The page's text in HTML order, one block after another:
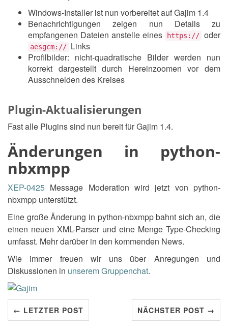
Windows-Installer ist nun vorbereitet auf Gajim 1.4
Benachrichtigungen zeigen nun Details zu
empfangenen Dateien anstelle eines
https:// oder
aesgcm:// Links
Profilbilder: nicht-quadratische Bilder werden nun
korrekt dargestellt durch Hereinzoomen vor dem
Ausschneiden des Kreises
Plugin-Aktualisierungen
Fast alle Plugins sind nun bereit für Gajim 1.4.
Änderungen in python-
nbxmpp
XEP-0425 Message Moderation wird jetzt von python-
nbxmpp unterstützt.
Eine große Änderung in python-nbxmpp bahnt sich an, die
einen neuen XML-Parser und eine Menge Type-Checking
umfasst. Mehr darüber in den kommenden News.
Wie immer freuen wir uns über Anregungen und
Diskussionen in unserem Gruppenchat.
← LETZTER POST NÄCHSTER POST →